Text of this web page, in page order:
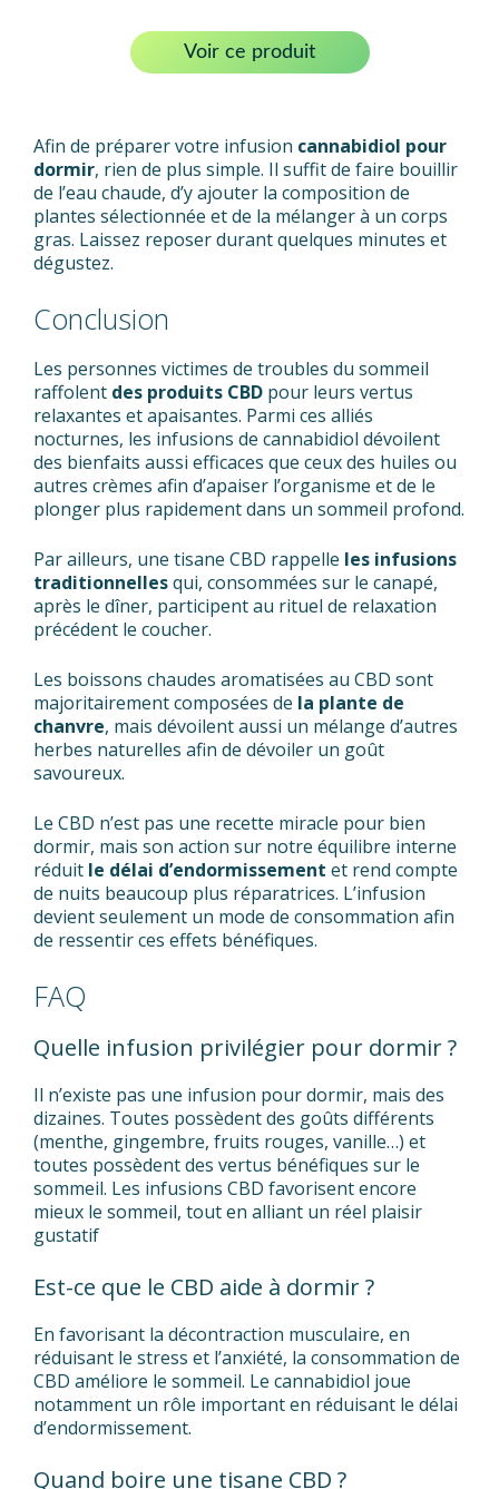
Voir ce produit
Afin de préparer votre infusion cannabidiol pour
dormir, rien de plus simple. Il suffit de faire bouillir
de l’eau chaude, d’y ajouter la composition de
plantes sélectionnée et de la mélanger à un corps
gras. Laissez reposer durant quelques minutes et
dégustez.
Conclusion
Les personnes victimes de troubles du sommeil
raffolent des produits CBD pour leurs vertus
relaxantes et apaisantes. Parmi ces alliés
nocturnes, les infusions de cannabidiol dévoilent
des bienfaits aussi efficaces que ceux des huiles ou
autres crèmes afin d’apaiser l’organisme et de le
plonger plus rapidement dans un sommeil profond.
Par ailleurs, une tisane CBD rappelle les infusions
traditionnellesqui, consommées sur le canapé,
après le dîner, participent au rituel de relaxation
précédent le coucher.
Les boissons chaudes aromatisées au CBD sont
majoritairement composées de la plante de
chanvre, mais dévoilent aussi un mélange d’autres
herbes naturelles afin de dévoiler un goût
savoureux.
Le CBD n’est pas une recette miracle pour bien
dormir, mais son action sur notre équilibre interne
réduit le délai d’endormissement et rend compte
de nuits beaucoup plus réparatrices. L’infusion
devient seulement un mode de consommation afin
de ressentir ces effets bénéfiques.
FAQ
Quelle infusion privilégier pour dormir ?
Il n’existe pas une infusion pour dormir, mais des
dizaines. Toutes possèdent des goûts différents
(menthe, gingembre, fruits rouges, vanille…) et
toutes possèdent des vertus bénéfiques sur le
sommeil. Les infusions CBD favorisent encore
mieux le sommeil, tout en alliant un réel plaisir
gustatif
Est-ce que le CBD aide à dormir ?
En favorisant la décontraction musculaire, en
réduisant le stress et l’anxiété, la consommation de
CBD améliore le sommeil. Le cannabidiol joue
notamment un rôle important en réduisant le délai
d’endormissement.
Quand boire une tisane CBD ?